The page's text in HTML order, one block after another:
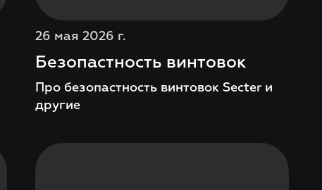
26 мая 2026 г.
Безопастность винтовок
Про безопастность винтовок Secter и
другие